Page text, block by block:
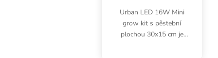
Urban LED 16W Mini
grow kit s pěstební
plochou 30x15 cm je